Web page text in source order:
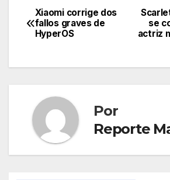
Navegación
de
entradas
se
actriz
Xiaomi corrige dos
fallos graves de
HyperOS
Por
Reporte